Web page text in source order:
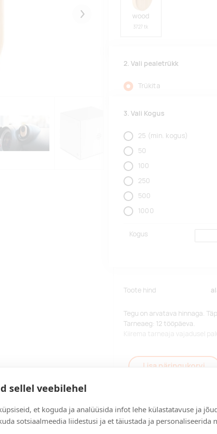
sellel veebilehel
et koguda ja analüüsida infot lehe külastatavuse ja
sotsiaalmeedia liidestusi ja et täiustada ja personaliseerida
Järgmised wood
3727 tk
2. Vali pealetrükk
Trükita
3. Vali Kogus
25 (min. kogus)
50
100
250
500
1000
Kogus
Toote hind
Tegu on arvatava hinnaga.
Tarneaeg: 12 tööpäeva.
Kiirema tarneaja vajadusel
Lisa päringukorvi